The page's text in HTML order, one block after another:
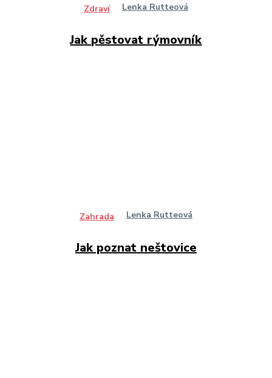
Zdraví Lenka Rutteová
Jak pěstovat rýmovník
Zahrada Lenka Rutteová
Jak poznat neštovice